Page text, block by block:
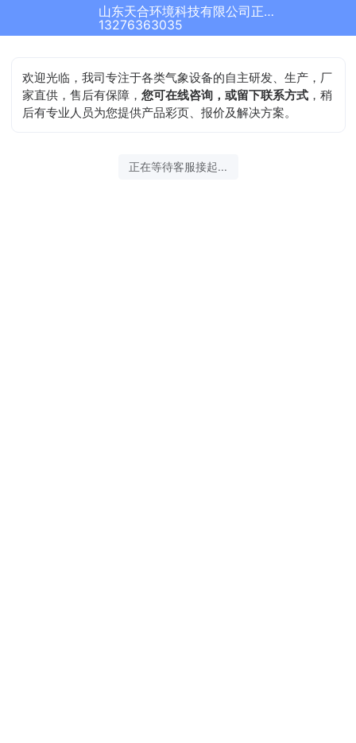
山东天合环境科技有限公司正在为您服务
13276363035
欢迎光临，我司专注于各类气象设备的自主研发、生产，厂
家直供，售后有保障，您可在线咨询，或留下联系方式 ，稍
后有专业人员为您提供产品彩页、报价及解决方案。
正在等待客服接起...